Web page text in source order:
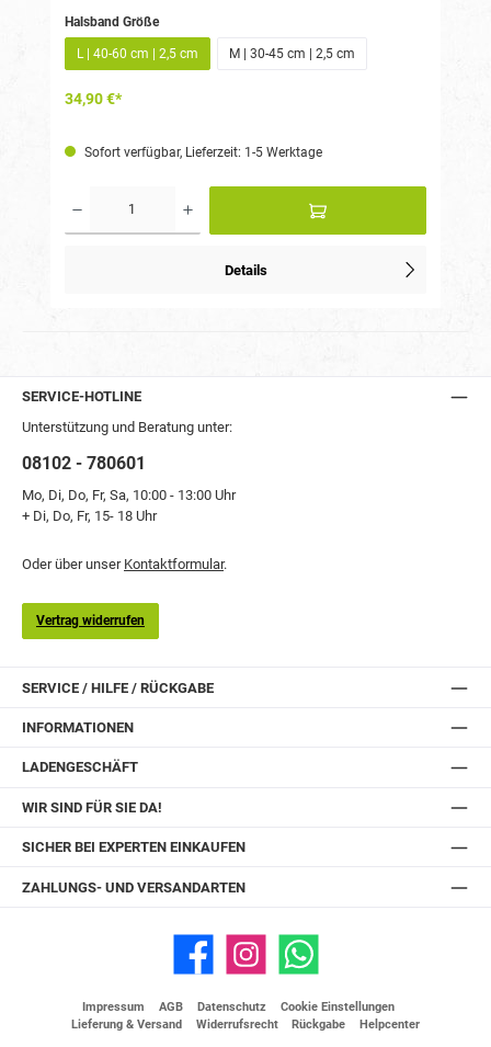
Halsband Größe
L | 40-60 cm | 2,5 cm M | 30-45 cm | 2,5 cm
34,90 €*
Sofort verfügbar, Lieferzeit: 1-5 Werktage
Details
SERVICE-HOTLINE
Unterstützung und Beratung unter:
08102 - 780601
Mo, Di, Do, Fr, Sa, 10:00 - 13:00 Uhr
+ Di, Do, Fr, 15- 18 Uhr
Oder über unser Kontaktformular.
Vertrag widerrufen
SERVICE / HILFE / RÜCKGABE
INFORMATIONEN
LADENGESCHÄFT
WIR SIND FÜR SIE DA!
SICHER BEI EXPERTEN EINKAUFEN
ZAHLUNGS- UND VERSANDARTEN
Facebook Instagram WhatsApp
Impressum AGB Datenschutz
Cookie Einstellungen
Lieferung & Versand
Widerrufsrecht Rückgabe Helpcenter